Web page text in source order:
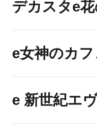
デカスタe
e女神のカ
e 新世紀エ